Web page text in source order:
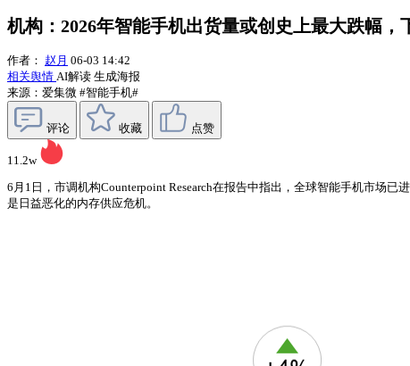
机构：2026年智能手机出货量或创史上最大跌幅，
作者： 赵月 06-03 14:42
相关舆情 AI解读 生成海报
来源：爱集微 #智能手机#
评论 收藏 点赞
11.2w
6月1日，市调机构Counterpoint Research在报告中指出，全球智能手机市场
是日益恶化的内存供应危机。